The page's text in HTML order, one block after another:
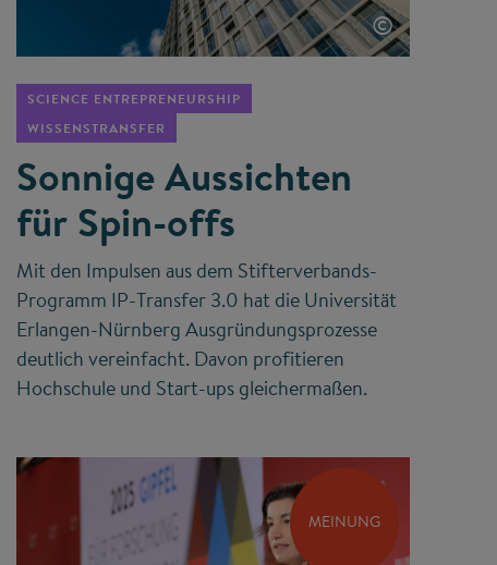
©
SCIENCE ENTREPRENEURSHIP
WISSENSTRANSFER
Sonnige Aussichten
für Spin-offs
Mit den Impulsen aus dem Stifterverbands-
Programm IP-Transfer 3.0 hat die Universität
Erlangen-Nürnberg Ausgründungsprozesse
deutlich vereinfacht. Davon profitieren
Hochschule und Start-ups gleichermaßen.
MEINUNG